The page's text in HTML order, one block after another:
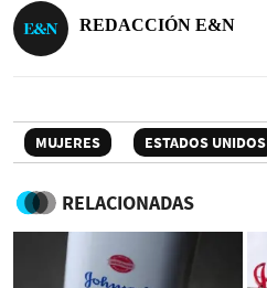
REDACCIÓN E&N
MUJERES ESTADOS UNIDOS
RELACIONADAS